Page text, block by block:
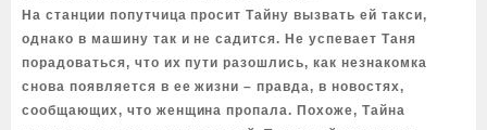
На станции попутчица просит Тайну вызвать ей такси,
однако в машину так и не садится. Не успевает Таня
порадоваться, что их пути разошлись, как незнакомка
снова появляется в ее жизни – правда, в новостях,
сообщающих, что женщина пропала. Похоже, Тайна